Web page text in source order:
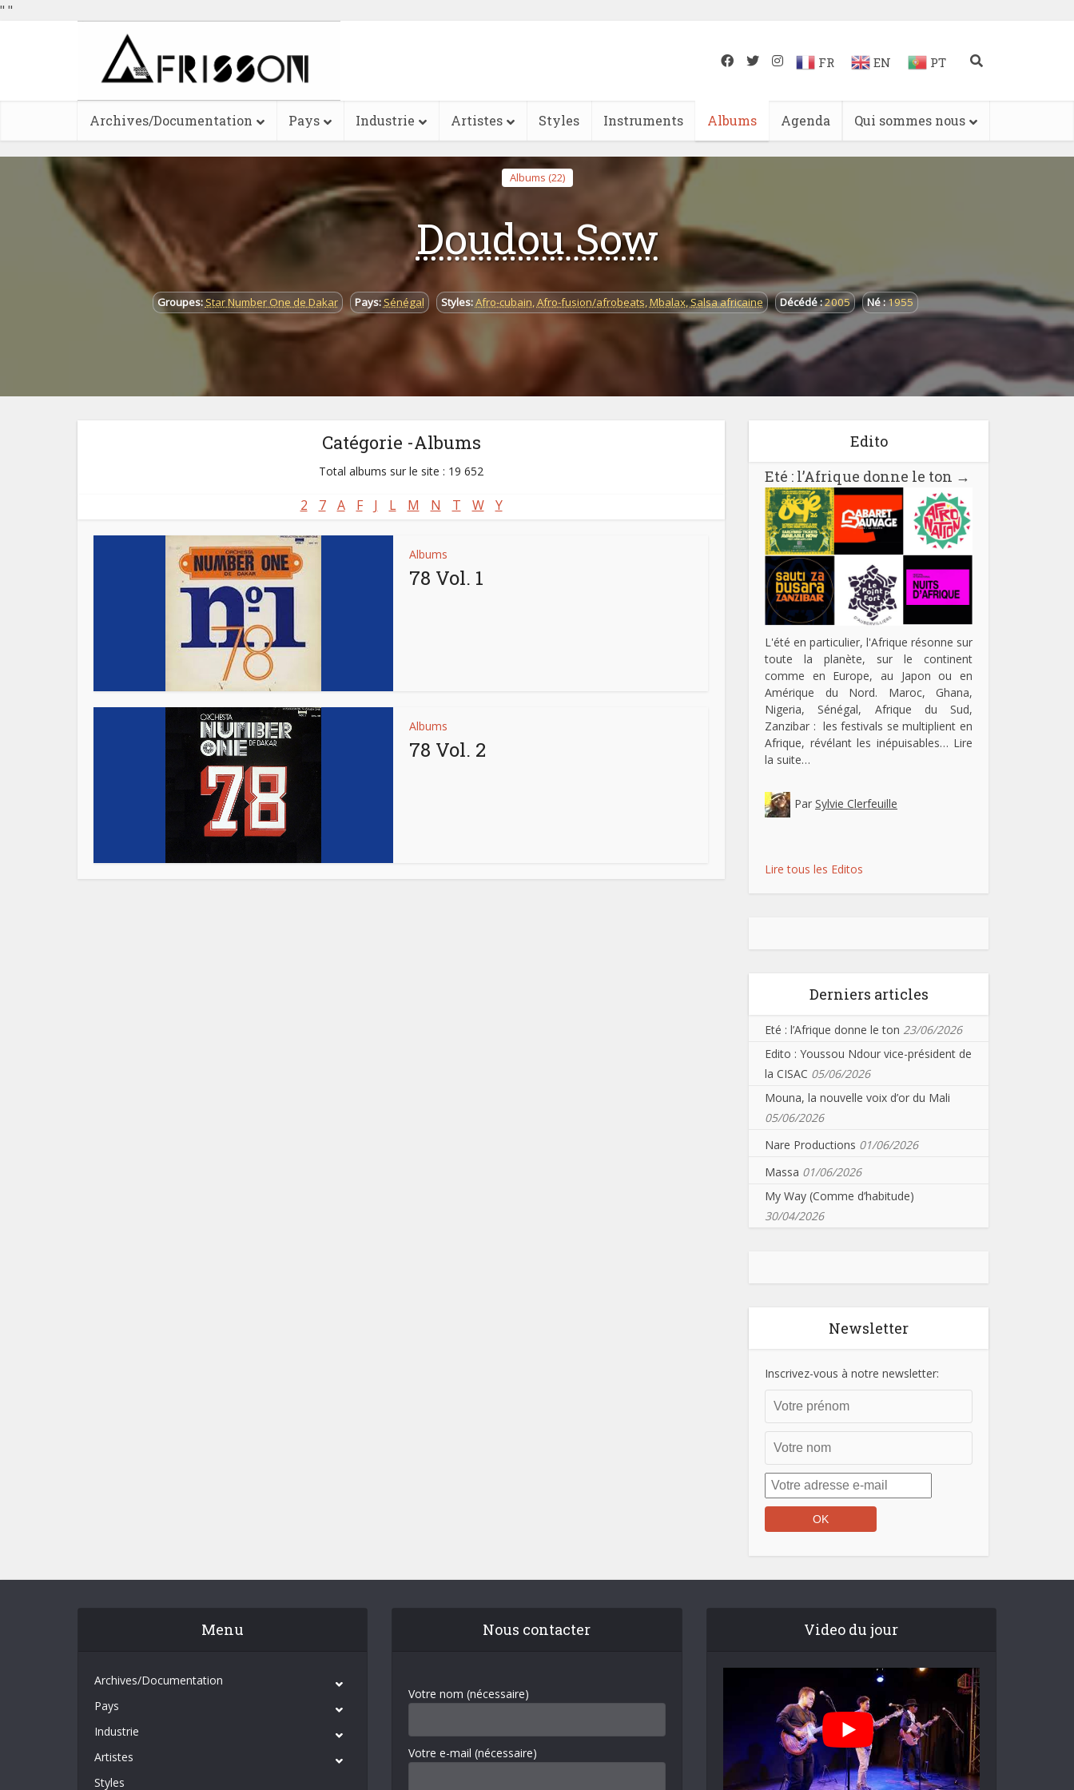
" "
FR EN PT
Archives/Documentation Pays Industrie Artistes Styles Instruments Albums Agenda Qui sommes nous
Albums (22)
Doudou Sow
Groupes:Star Number One de Dakar Pays: Sénégal Styles:Afro-cubain,Afro-fusion/afrobeats,Mbalax,Salsa africaine Décédé :2005 Né :1955
Catégorie -Albums
Total albums sur le site : 19 652
2 7 A F J L M N T W Y
Albums
78 Vol. 1
Albums
78 Vol. 2
Edito
Eté : l’Afrique donne le ton →
L'été en particulier, l'Afrique résonne sur
toute la planète, sur le continent
comme en Europe, au Japon ou en
Amérique du Nord. Maroc, Ghana,
Nigeria, Sénégal, Afrique du Sud,
Zanzibar : les festivals se multiplient en
Afrique, révélant les inépuisables… Lire
la suite…
Par Sylvie Clerfeuille
Lire tous les Editos
Derniers articles
Eté : l’Afrique donne le ton 23/06/2026
Edito : Youssou Ndour vice-président de
la CISAC 05/06/2026
Mouna, la nouvelle voix d’or du Mali
05/06/2026
Nare Productions 01/06/2026
Massa 01/06/2026
My Way (Comme d’habitude)
30/04/2026
Newsletter
Inscrivez-vous à notre newsletter:
Menu
Archives/Documentation
Pays
Industrie
Artistes
Styles
Nous contacter
Votre nom (nécessaire)
Votre e-mail (nécessaire)
Video du jour